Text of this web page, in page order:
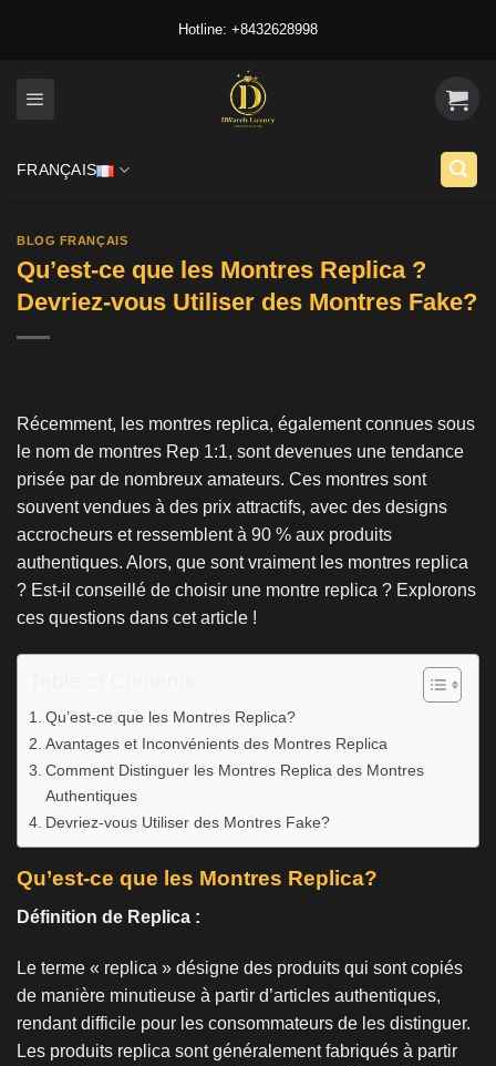
Hotline: +8432628998
FRANÇAIS
BLOG FRANÇAIS
Qu’est-ce que les Montres Replica ?
Devriez-vous Utiliser des Montres Fake?
Récemment, les montres replica, également connues sous
le nom de montres Rep 1:1, sont devenues une tendance
prisée par de nombreux amateurs. Ces montres sont
souvent vendues à des prix attractifs, avec des designs
accrocheurs et ressemblent à 90 % aux produits
authentiques. Alors, que sont vraiment les montres replica
? Est-il conseillé de choisir une montre replica ? Explorons
ces questions dans cet article !
Qu’est-ce que les Montres Replica?
Avantages et Inconvénients des Montres Replica
Comment Distinguer les Montres Replica des Montres
Authentiques
Devriez-vous Utiliser des Montres Fake?
Qu’est-ce que les Montres Replica?
Définition de Replica :
Le terme « replica » désigne des produits qui sont copiés
de manière minutieuse à partir d’articles authentiques,
rendant difficile pour les consommateurs de les distinguer.
Les produits replica sont généralement fabriqués à partir